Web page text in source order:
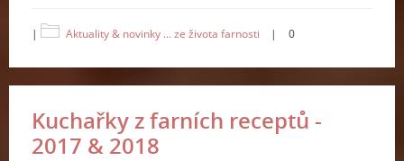
| Aktuality & novinky ... ze života farnosti | 0
Kuchařky z farních receptů -
2017 & 2018